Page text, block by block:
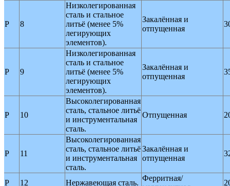
P 8
Низколегированная
сталь и стальное
литьё (менее 5%
легирующих
элементов).
Закалённая и
отпущенная
P 9
Низколегированная
сталь и стальное
литьё (менее 5%
легирующих
элементов).
Закалённая и
отпущенная
P 10
Высоколегированная
сталь, стальное литьё
и инструментальная
сталь.
Отпущенная
P 11
Высоколегированная
сталь, стальное литьё
и инструментальная
сталь.
Закалённая и
отпущенная
P 12 Нержавеющая сталь.
Ферритная/